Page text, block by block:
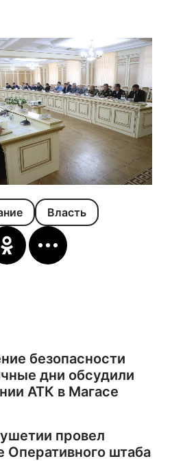
Власть
безопасности
дни обсудили
АТК в Магасе
провел
Оперативного штаба